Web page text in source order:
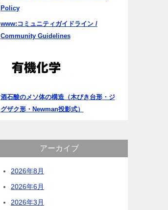
Policy
www:コミュニティガイドライン /
Community Guidelines
酒石酸のメソ体の構造（木びき台形・ジ
グザク形・Newman投影式）
アーカイブ
2026年8月
2026年6月
2026年3月